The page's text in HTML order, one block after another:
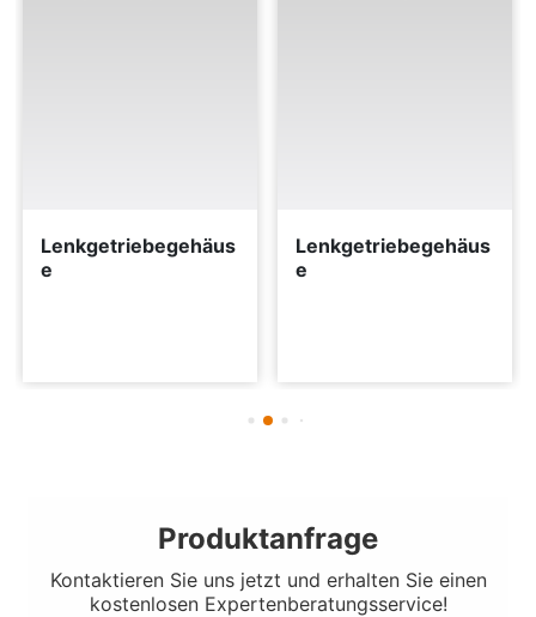
Lenkgetriebegehäus
e
Lenkgetriebegehäus
e
Produktanfrage
Kontaktieren Sie uns jetzt und erhalten Sie einen
kostenlosen Expertenberatungsservice!